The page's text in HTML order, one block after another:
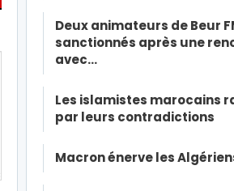
Deux animateurs de Beur
sanctionnés après une
avec…
Les islamistes marocains
par leurs contradictions
Macron énerve les